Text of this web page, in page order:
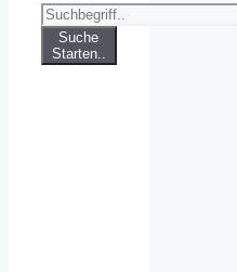
Suche
Starten..